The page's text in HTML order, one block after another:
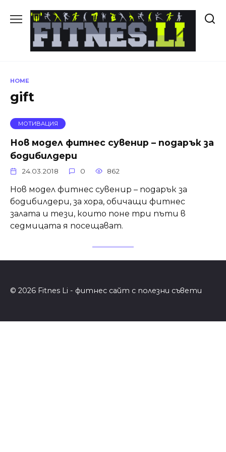
HOME
gift
МОТИВАЦИЯ
Нов модел фитнес сувенир – подарък за
бодибилдери
24.03.2018 0 862
Нов модел фитнес сувенир – подарък за
бодибилдери, за хора, обичащи фитнес
залата и тези, които поне три пъти в
седмицата я посещават.
© 2026 Fitnes Li - фитнес сайт с полезни съвети